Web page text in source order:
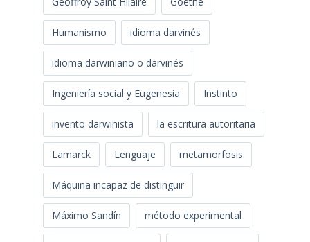
Humanismo idioma darvinés
idioma darwiniano o darvinés
Ingeniería social y Eugenesia Instinto
invento darwinista la escritura autoritaria
Lamarck Lenguaje metamorfosis
Máquina incapaz de distinguir
Máximo Sandín método experimental